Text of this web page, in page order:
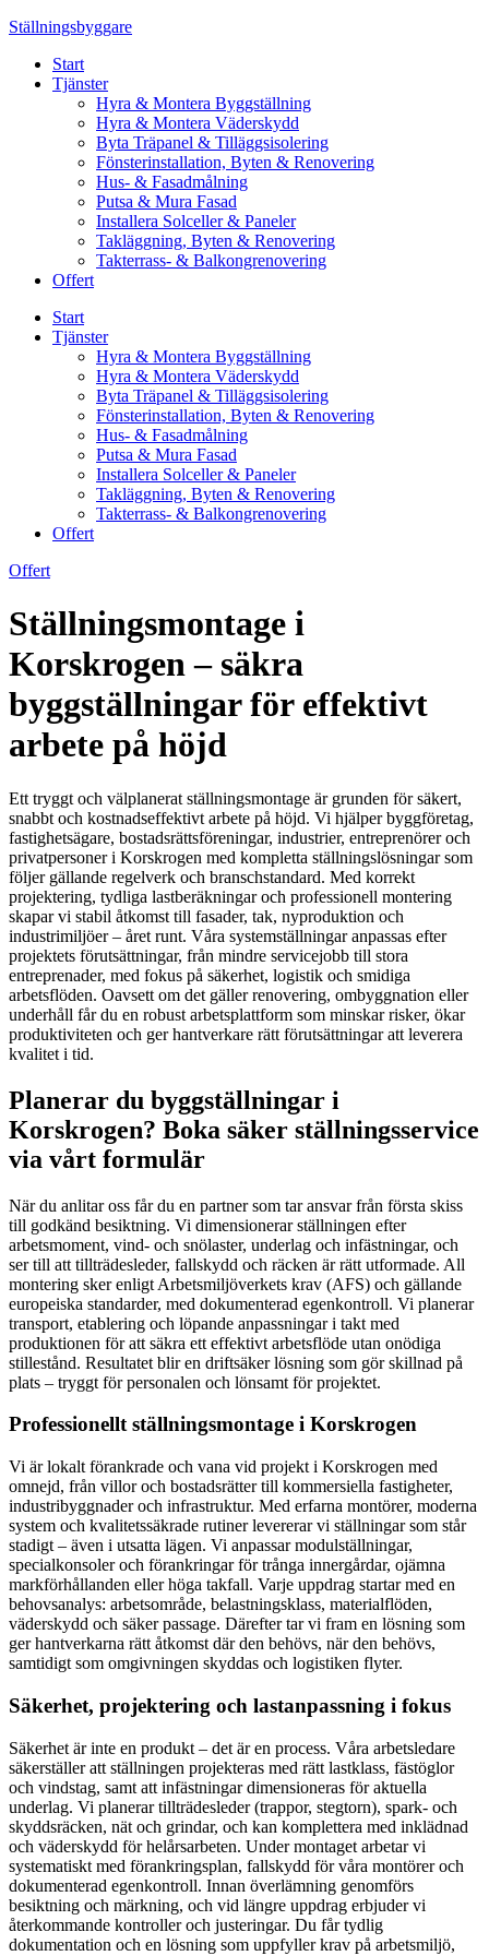
Skip
content
Ställningsbyggare
Start
Tjänster
Hyra & Montera Byggställning
Hyra & Montera Väderskydd
Byta Träpanel & Tilläggsisolering
Fönsterinstallation, Byten & Renovering
Hus- & Fasadmålning
Putsa & Mura Fasad
Installera Solceller & Paneler
Takläggning, Byten & Renovering
Takterrass- & Balkongrenovering
Offert
Start
Tjänster
Hyra & Montera Byggställning
Hyra & Montera Väderskydd
Byta Träpanel & Tilläggsisolering
Fönsterinstallation, Byten & Renovering
Hus- & Fasadmålning
Putsa & Mura Fasad
Installera Solceller & Paneler
Takläggning, Byten & Renovering
Takterrass- & Balkongrenovering
Offert
Offert
Ställningsmontage i
Korskrogen – säkra
byggställningar för effektivt
arbete på höjd
Ett tryggt och välplanerat ställningsmontage är grunden för säkert,
snabbt och kostnadseffektivt arbete på höjd. Vi hjälper byggföretag,
fastighetsägare, bostadsrättsföreningar, industrier, entreprenörer och
privatpersoner i Korskrogen med kompletta ställningslösningar som
följer gällande regelverk och branschstandard. Med korrekt
projektering, tydliga lastberäkningar och professionell montering
skapar vi stabil åtkomst till fasader, tak, nyproduktion och
industrimiljöer – året runt. Våra systemställningar anpassas efter
projektets förutsättningar, från mindre servicejobb till stora
entreprenader, med fokus på säkerhet, logistik och smidiga
arbetsflöden. Oavsett om det gäller renovering, ombyggnation eller
underhåll får du en robust arbetsplattform som minskar risker, ökar
produktiviteten och ger hantverkare rätt förutsättningar att leverera
kvalitet i tid.
Planerar du byggställningar i
Korskrogen? Boka säker ställningsservice
via vårt formulär
När du anlitar oss får du en partner som tar ansvar från första skiss
till godkänd besiktning. Vi dimensionerar ställningen efter
arbetsmoment, vind- och snölaster, underlag och infästningar, och
ser till att tillträdesleder, fallskydd och räcken är rätt utformade. All
montering sker enligt Arbetsmiljöverkets krav (AFS) och gällande
europeiska standarder, med dokumenterad egenkontroll. Vi planerar
transport, etablering och löpande anpassningar i takt med
produktionen för att säkra ett effektivt arbetsflöde utan onödiga
stillestånd. Resultatet blir en driftsäker lösning som gör skillnad på
plats – tryggt för personalen och lönsamt för projektet.
Professionellt ställningsmontage i Korskrogen
Vi är lokalt förankrade och vana vid projekt i Korskrogen med
omnejd, från villor och bostadsrätter till kommersiella fastigheter,
industribyggnader och infrastruktur. Med erfarna montörer, moderna
system och kvalitetssäkrade rutiner levererar vi ställningar som står
stadigt – även i utsatta lägen. Vi anpassar modulställningar,
specialkonsoler och förankringar för trånga innergårdar, ojämna
markförhållanden eller höga takfall. Varje uppdrag startar med en
behovsanalys: arbetsområde, belastningsklass, materialflöden,
väderskydd och säker passage. Därefter tar vi fram en lösning som
ger hantverkarna rätt åtkomst där den behövs, när den behövs,
samtidigt som omgivningen skyddas och logistiken flyter.
Säkerhet, projektering och lastanpassning i fokus
Säkerhet är inte en produkt – det är en process. Våra arbetsledare
säkerställer att ställningen projekteras med rätt lastklass, fästöglor
och vindstag, samt att infästningar dimensioneras för aktuella
underlag. Vi planerar tillträdesleder (trappor, stegtorn), spark- och
skyddsräcken, nät och grindar, och kan komplettera med inklädnad
och väderskydd för helårsarbeten. Under montaget arbetar vi
systematiskt med förankringsplan, fallskydd för våra montörer och
dokumenterad egenkontroll. Innan överlämning genomförs
besiktning och märkning, och vid längre uppdrag erbjuder vi
återkommande kontroller och justeringar. Du får tydlig
dokumentation och en lösning som uppfyller krav på arbetsmiljö,